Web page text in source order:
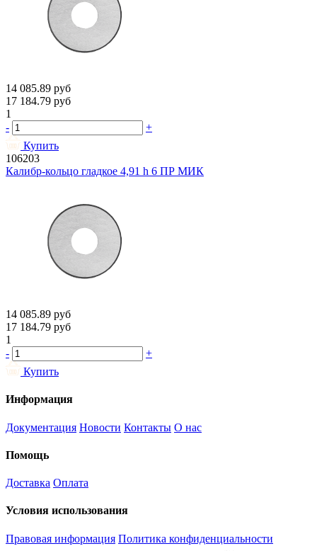
14 085.89 руб
17 184.79 руб
1
-
+
Купить
106203
Калибр-кольцо гладкое 4,91 h 6 ПР МИК
14 085.89 руб
17 184.79 руб
1
-
+
Купить
Информация
Документация Новости Контакты О нас
Помощь
Доставка Оплата
Условия использования
Правовая информация Политика конфиденциальности